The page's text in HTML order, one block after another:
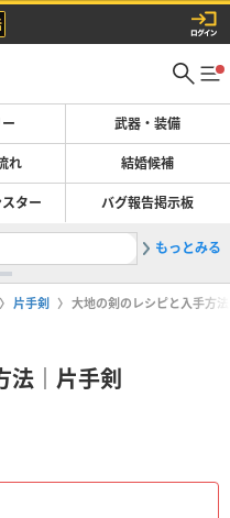
武器・装備
れ 結婚候補
ター バグ報告掲示板
2金策（
もっとみる
片手剣 大地の剣のレシピと入手方
法｜片手剣